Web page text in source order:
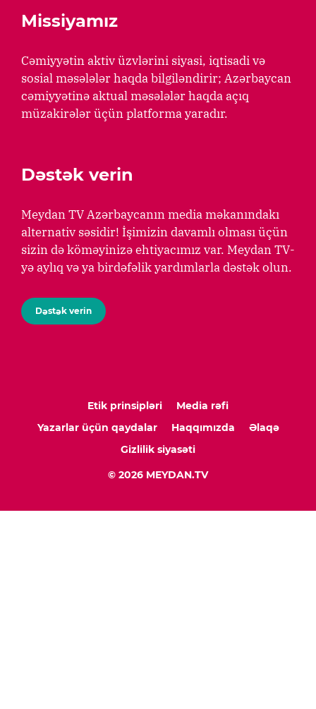
Missiyamız
Cəmiyyətin aktiv üzvlərini siyasi, iqtisadi və
sosial məsələlər haqda bilgiləndirir; Azərbaycan
cəmiyyətinə aktual məsələlər haqda açıq
müzakirələr üçün platforma yaradır.
Dəstək verin
Meydan TV Azərbaycanın media məkanındakı
alternativ səsidir! İşimizin davamlı olması üçün
sizin də köməyinizə ehtiyacımız var. Meydan TV-
yə aylıq və ya birdəfəlik yardımlarla dəstək olun.
Dəstək verin
Etik prinsipləri
Media rəfi
Yazarlar üçün qaydalar
Haqqımızda
Əlaqə
Gizlilik siyasəti
© 2026 MEYDAN.TV